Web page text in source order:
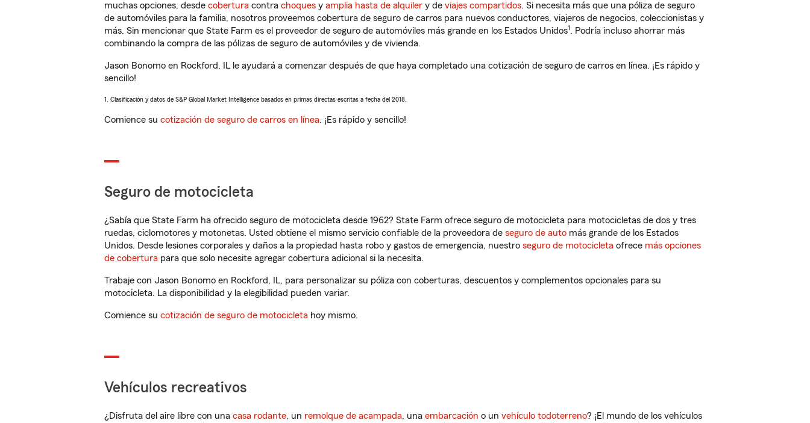
muchas opciones, desde cobertura contra choques y amplia hasta de alquiler y de viajes compartidos. Si necesita más que una póliza de seguro
de automóviles para la familia, nosotros proveemos cobertura de seguro de carros para nuevos conductores, viajeros de negocios, coleccionistas y
más. Sin mencionar que State Farm es el proveedor de seguro de automóviles más grande en los Estados Unidos1. Podría incluso ahorrar más
combinando la compra de las pólizas de seguro de automóviles y de vivienda.
Jason Bonomo en Rockford, IL le ayudará a comenzar después de que haya completado una cotización de seguro de carros en línea. ¡Es rápido y
sencillo!
1. Clasificación y datos de S&P Global Market Intelligence basados en primas directas escritas a fecha del 2018.
Comience su cotización de seguro de carros en línea. ¡Es rápido y sencillo!
Seguro de motocicleta
¿Sabía que State Farm ha ofrecido seguro de motocicleta desde 1962? State Farm ofrece seguro de motocicleta para motocicletas de dos y tres
ruedas, ciclomotores y motonetas. Usted obtiene el mismo servicio confiable de la proveedora de seguro de auto más grande de los Estados
Unidos. Desde lesiones corporales y daños a la propiedad hasta robo y gastos de emergencia, nuestro seguro de motocicleta ofrece más opciones
de cobertura para que solo necesite agregar cobertura adicional si la necesita.
Trabaje con Jason Bonomo en Rockford, IL, para personalizar su póliza con coberturas, descuentos y complementos opcionales para su
motocicleta. La disponibilidad y la elegibilidad pueden variar.
Comience su cotización de seguro de motocicleta hoy mismo.
Vehículos recreativos
¿Disfruta del aire libre con una casa rodante, un remolque de acampada, una embarcación o un vehículo todoterreno? ¡El mundo de los vehículos